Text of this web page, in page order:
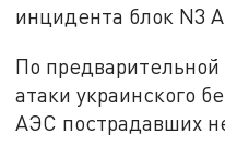
инцидента блок N3
По
атаки украинского
АЭС пострадавших